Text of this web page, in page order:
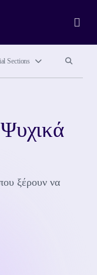
Sections Search site
ξέρουν να